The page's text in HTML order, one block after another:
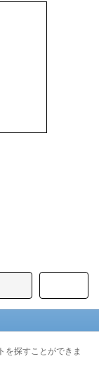
を探すことができま